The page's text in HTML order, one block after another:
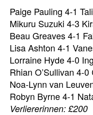
Paige Pauling 4-1
Mikuru Suzuki 4-3
Beau Greaves 4-1
Lisa Ashton 4-1
Lorraine Hyde 4-0
Rhian O’Sullivan 4-
Noa-Lynn van
Robyn Byrne 4-1
Verliererinnen: £200